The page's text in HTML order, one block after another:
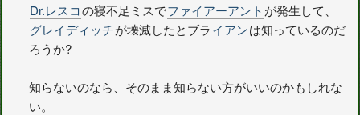
Dr.レスコの寝不足ミスでファイアーアント が発生して、
グレイディッチが壊滅したとブライアンは知っているのだ
ろうか?
知らないのなら、そのまま知らない方がいいのかもしれな
い。